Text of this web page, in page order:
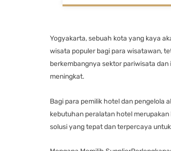
Yogyakarta, sebuah kota yang kaya
wisata populer bagi para wisatawan,
berkembangnya sektor pariwisata
meningkat.
Bagi para pemilik hotel dan pengelola
kebutuhan peralatan hotel
solusi yang tepat dan terpercaya